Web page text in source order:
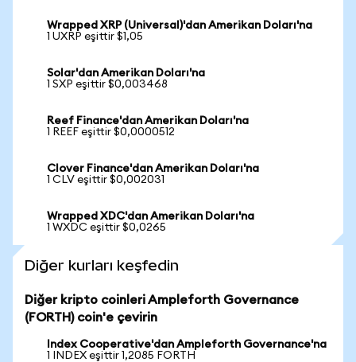
Wrapped XRP (Universal)'dan Amerikan Doları'na
1 UXRP eşittir $1,05
Solar'dan Amerikan Doları'na
1 SXP eşittir $0,003468
Reef Finance'dan Amerikan Doları'na
1 REEF eşittir $0,0000512
Clover Finance'dan Amerikan Doları'na
1 CLV eşittir $0,002031
Wrapped XDC'dan Amerikan Doları'na
1 WXDC eşittir $0,0265
Diğer kurları keşfedin
Diğer kripto coinleri Ampleforth Governance
(FORTH) coin'e çevirin
Index Cooperative'dan Ampleforth Governance'na
1 INDEX eşittir 1,2085 FORTH